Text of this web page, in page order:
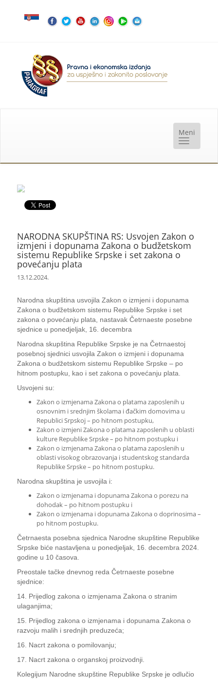
NARODNA SKUPŠTINA RS: Usvojen Zakon o
izmjeni i dopunama Zakona o budžetskom
sistemu Republike Srpske i set zakona o
povećanju plata
13.12.2024.
Narodna skupština usvojila Zakon o izmjeni i dopunama
Zakona o budžetskom sistemu Republike Srpske i set
zakona o povećanju plata, nastavak Četrnaeste posebne
sjednice u ponedjeljak, 16. decembra
Narodna skupština Republike Srpske je na Četrnaestoj
posebnoj sjednici usvojila Zakon o izmjeni i dopunama
Zakona o budžetskom sistemu Republike Srpske – po
hitnom postupku, kao i set zakona o povećanju plata.
Usvojeni su:
Zakon o izmjenama Zakona o platama zaposlenih u
osnovnim i srednjim školama i đačkim domovima u
Republici Srpskoj – po hitnom postupku,
Zakon o izmjeni Zakona o platama zaposlenih u oblasti
kulture Republike Srpske – po hitnom postupku i
Zakon o izmjenama Zakona o platama zaposlenih u
oblasti visokog obrazovanja i studentskog standarda
Republike Srpske – po hitnom postupku.
Narodna skupština je usvojila i:
Zakon o izmjenama i dopunama Zakona o porezu na
dohodak – po hitnom postupku i
Zakon o izmjenama i dopunama Zakona o doprinosima –
po hitnom postupku.
Četrnaesta posebna sjednica Narodne skupštine Republike
Srpske biće nastavljena u ponedjeljak, 16. decembra 2024.
godine u 10 časova.
Preostale tačke dnevnog reda Četrnaeste posebne
sjednice:
14. Prijedlog zakona o izmjenama Zakona o stranim
ulaganjima;
15. Prijedlog zakona o izmjenama i dopunama Zakona o
razvoju malih i srednjih preduzeća;
16. Nacrt zakona o pomilovanju;
17. Nacrt zakona o organskoj proizvodnji.
Kolegijum Narodne skupštine Republike Srpske je odlučio